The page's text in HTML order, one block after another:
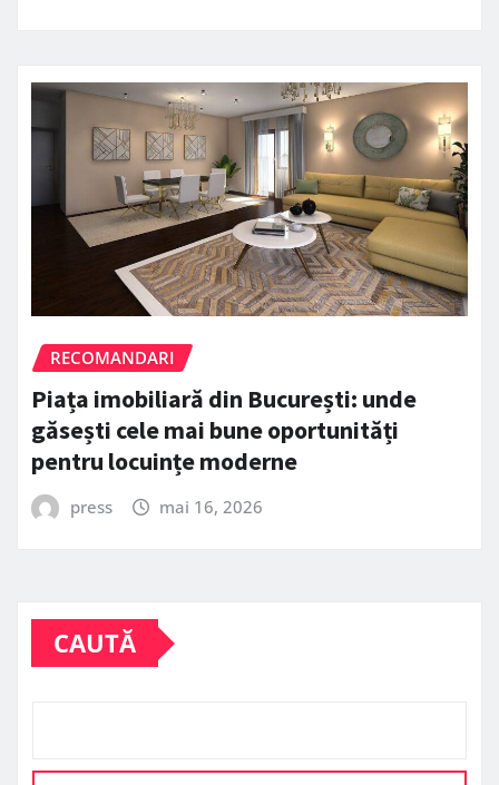
RECOMANDARI
Piața imobiliară din București: unde
găsești cele mai bune oportunități
pentru locuințe moderne
press mai 16, 2026
CAUTĂ